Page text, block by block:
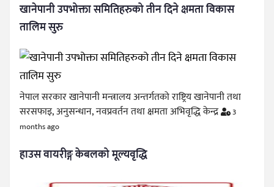
खानेपानी उपभोक्ता समितिहरुको तीन दिने क्षमता विकास
तालिम सुरु
नेपाल सरकार खानेपानी मन्त्रालय अन्तर्गतको राष्ट्रिय खानेपानी तथा
सरसफाइ, अनुसन्धान, नवप्रवर्तन तथा क्षमता अभिवृद्धि केन्द्र
3
months ago
हाउस वायरीङ्ग केबलको मूल्यवृद्धि